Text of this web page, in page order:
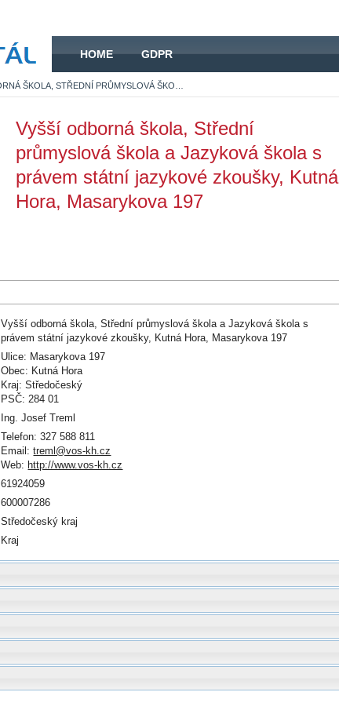
HOME GDPR
Vyšší odborná škola, Střední
průmyslová škola a Jazyková škola s
právem státní jazykové zkoušky, Kutná
Hora, Masarykova 197
Vyšší odborná škola, Střední průmyslová škola a Jazyková škola s
právem státní jazykové zkoušky, Kutná Hora, Masarykova 197
Ulice: Masarykova 197
Obec: Kutná Hora
Kraj: Středočeský
PSČ: 284 01
Ing. Josef Treml
Telefon: 327 588 811
Email:treml@vos-kh.cz
Web: http://www.vos-kh.cz
61924059
600007286
Středočeský kraj
Kraj